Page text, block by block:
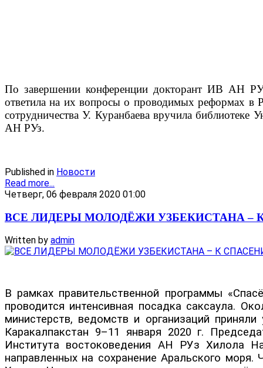
По завершении конференции докторант ИВ АН РУз
ответила на их вопросы о проводимых реформах в
сотрудничества У. Куранбаева вручила библиотеке
АН РУз.
Published in Новости
Read more...
Четверг, 06 февраля 2020 01:00
ВСЕ ЛИДЕРЫ МОЛОДЁЖИ УЗБЕКИСТАНА –
Written by admin
В рамках правительственной программы
проводится интенсивная посадка саксаула.
министерств, ведомств и организаций
Каракалпакстан 9–11 января 2020 г.
Института востоковедения АН РУз Хилола
направленных на сохранение Аральского